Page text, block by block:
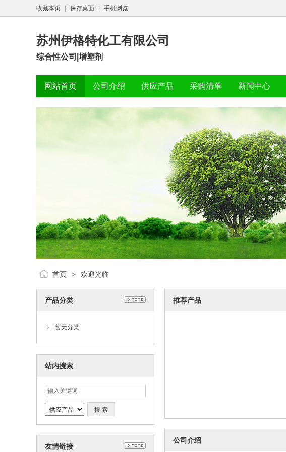
收藏本页 保存桌面 手机浏览
苏州伊格特化工有限公司
综合性公司|增塑剂
网站首页 公司介绍 供应产品 采购清单 新闻中心
首页 > 欢迎光临
产品分类
暂无分类
站内搜索
友情链接
推荐产品
公司介绍